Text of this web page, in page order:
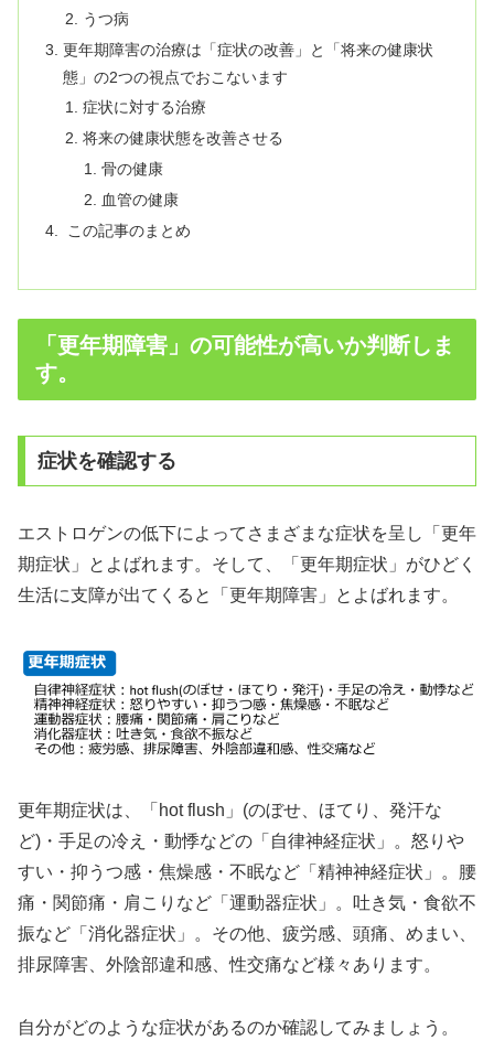
うつ病
更年期障害の治療は「症状の改善」と「将来の健康状
態」の2つの視点でおこないます
症状に対する治療
将来の健康状態を改善させる
骨の健康
血管の健康
この記事のまとめ
「更年期障害」の可能性が高いか判断しま
す。
症状を確認する
エストロゲンの低下によってさまざまな症状を呈し「更年
期症状」とよばれます。そして、「更年期症状」がひどく
生活に支障が出てくると「更年期障害」とよばれます。
更年期症状は、「hot flush」(のぼせ、ほてり、発汗な
ど)・手足の冷え・動悸などの「自律神経症状」。怒りや
すい・抑うつ感・焦燥感・不眠など「精神神経症状」。腰
痛・関節痛・肩こりなど「運動器症状」。吐き気・食欲不
振など「消化器症状」。その他、疲労感、頭痛、めまい、
排尿障害、外陰部違和感、性交痛など様々あります。
自分がどのような症状があるのか確認してみましょう。